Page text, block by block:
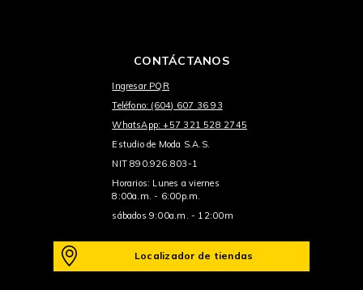
CONTÁCTANOS
Ingresar PQR
Teléfono: (604) 607 36 93
WhatsApp: +57 321 528 2745
Estudio de Moda S.A.S.
NIT 890.926.803-1
Horarios: Lunes a viernes
8:00a.m. - 6:00p.m.
sábados 9:00a.m. - 12:00m
Localizador de tiendas